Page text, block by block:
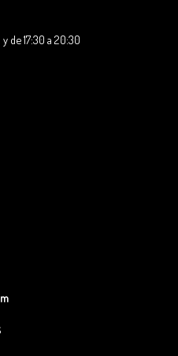
de 17:30 a 20:30